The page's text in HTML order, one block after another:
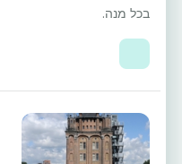
בכל מנה.